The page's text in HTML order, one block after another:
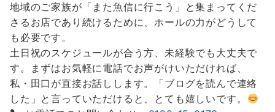
地域のご家族が「また魚信に行こう」と集まってくだ
さるお店であり続けるために、ホールの力がどうして
も必要です。
土日祝のスケジュールが合う方、未経験でも大丈夫で
す。まずはお気軽に電話でお声がけいただければ、
私・田口が直接お話しします。「ブログを読んで連絡
した」と言っていただけると、とても嬉しいです。